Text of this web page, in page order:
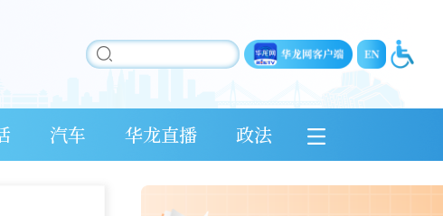
汽车 华龙直播 政法